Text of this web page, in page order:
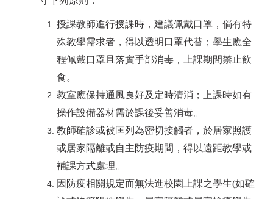
授課教師進行授課時，建議佩戴口罩，倘有特
殊教學需求者，得以透明口罩代替；學生應全
程佩戴口罩且落實手部消毒，上課期間禁止飲
食。
教室應保持通風良好及定時清消；上課時如有
操作設備器材需於課後妥善消毒。
教師確診或被匡列為密切接觸者，於居家照護
或居家隔離或自主防疫期間，得以遠距教學或
補課方式處理。
因防疫相關規定而無法進校園上課之學生(如確